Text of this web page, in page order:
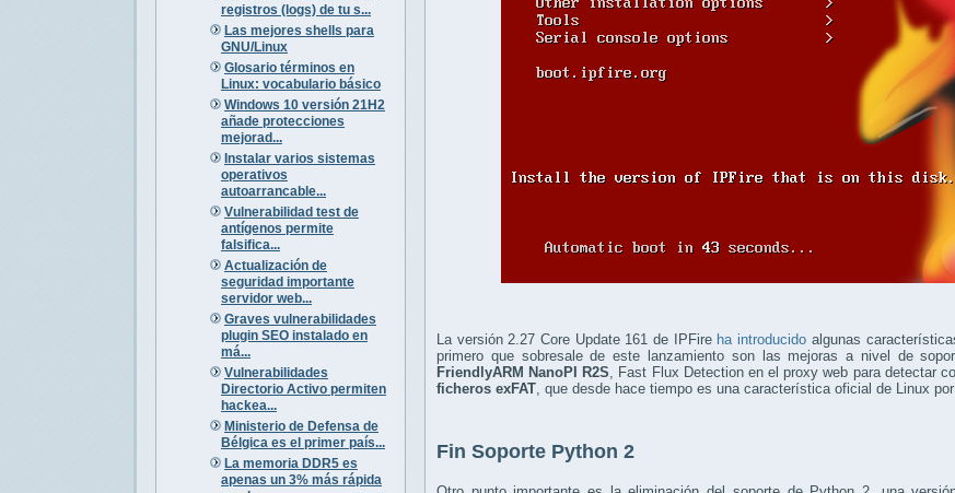
registros (logs) de tu s...
Las mejores shells para
GNU/Linux
Glosario términos en
Linux: vocabulario básico
Windows 10 versión 21H2
añade protecciones
mejorad...
Instalar varios sistemas
operativos
autoarrancable...
Vulnerabilidad test de
antígenos permite
falsifica...
Actualización de
seguridad importante
servidor web...
Graves vulnerabilidades
plugin SEO instalado en
má...
Vulnerabilidades
Directorio Activo permiten
hackea...
Ministerio de Defensa de
Bélgica es el primer país...
La memoria DDR5 es
apenas un 3% más rápida
La versión 2.27 Core Update 161 de IPFire ha introducido algunas
primero que sobresale de este lanzamiento son las mejoras a nivel de
FriendlyARM NanoPI R2S, Fast Flux Detection en el proxy web para detectar
ficheros exFAT, que desde hace tiempo es una característica oficial de Linux
Fin Soporte Python 2